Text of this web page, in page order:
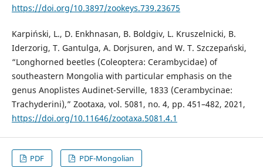
https://doi.org/10.3897/zookeys.739.23675
Karpiński, L., D. Enkhnasan, B. Boldgiv, L. Kruszelnicki, B.
Iderzorig, T. Gantulga, A. Dorjsuren, and W. T. Szczepański,
“Longhorned beetles (Coleoptera: Cerambycidae) of
southeastern Mongolia with particular emphasis on the
genus Anoplistes Audinet-Serville, 1833 (Cerambycinae:
Trachyderini),” Zootaxa, vol. 5081, no. 4, pp. 451–482, 2021,
https://doi.org/10.11646/zootaxa.5081.4.1
PDF PDF-Mongolian